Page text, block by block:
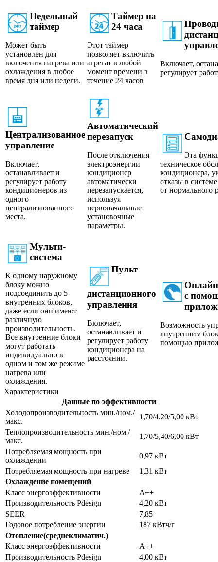
Недельный
таймер
Может быть
установлен для
включения нагрева или
охлаждения в любое
время дня или недели.
Таймер на
24 часа
Этот таймер
позволяет включить
агрегат в любой
момент времени в
течение 24 часов
Включает,
регулирует
Централизованное
управление
Включает,
останавливает и
регулирует работу
кондиционеров из
одного
централизаованного
места.
Автоматический
перезапуск
После отключения
электроэнергии
кондиционер
автоматически
перезапускается,
используя
первоначальные
установочные
параметры.
Эта
техническое
кондиционера,
отказы в
от нормального
Мульти-
система
К одному наружному
блоку можно
подсоединить до 5
внутренних блоков,
даже если они имеют
различную
производительность.
Все внутренние блоки
могут работать
индивидуально в
одном и том же режиме
нагрева или
охлаждения.
Пульт
дистанционного
управления
Включает,
останавливает и
регулирует работу
кондиционера на
расстоянии.
с
Возможность
внутренним
помощью
Характеристики
Данные по эффективности
Холодопроизводительность мин./ном./
макс.
1,70/4,20/5,00 кВт
Теплопроизводительность мин./ном./
макс.
1,70/5,40/6,00 кВт
Потребляемая мощность при
охлаждении
0,97 кВт
Потребляемая мощность при нагреве
1,31 кВт
Охлаждение помещений
Класс энергоэффективности
A++
Производительность Pdesign
4,20 кВт
SEER
7,85
Годовое потребление энергии
187 кВтч/г
Отопление(среднеклиматич.)
Класс энергоэффективности
A++
Производительность Pdesign
4,00 кВт